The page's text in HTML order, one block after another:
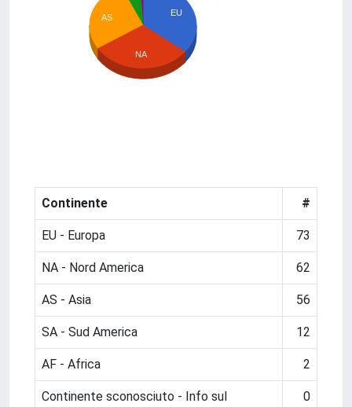
EU
AS
NA
Continente #
EU - Europa 73
NA - Nord America 62
AS - Asia 56
SA - Sud America 12
AF - Africa 2
Continente sconosciuto - Info sul
0